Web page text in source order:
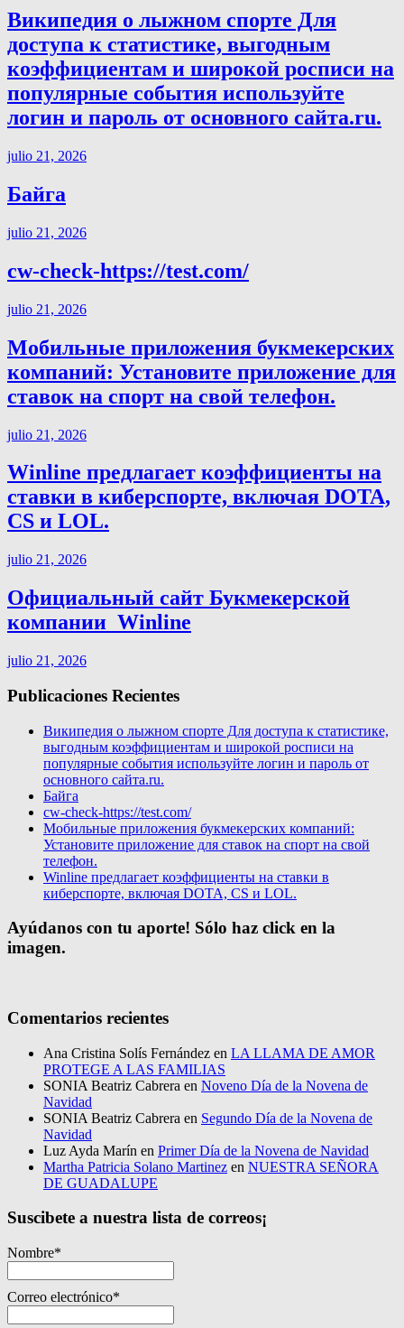
Википедия о лыжном спорте Для
доступа к статистике, выгодным
коэффициентам и широкой росписи на
популярные события используйте
логин и пароль от основного сайта.ru.
julio 21, 2026
Байга
julio 21, 2026
cw-check-https://test.com/
julio 21, 2026
Мобильные приложения букмекерских
компаний: Установите приложение для
ставок на спорт на свой телефон.
julio 21, 2026
Winline предлагает коэффициенты на
ставки в киберспорте, включая DOTA,
CS и LOL.
julio 21, 2026
Официальный сайт Букмекерской
компании ️ Winline
julio 21, 2026
Publicaciones Recientes
Википедия о лыжном спорте Для доступа к статистике,
выгодным коэффициентам и широкой росписи на
популярные события используйте логин и пароль от
основного сайта.ru.
Байга
cw-check-https://test.com/
Мобильные приложения букмекерских компаний:
Установите приложение для ставок на спорт на свой
телефон.
Winline предлагает коэффициенты на ставки в
киберспорте, включая DOTA, CS и LOL.
Ayúdanos con tu aporte! Sólo haz click en la
imagen.
Comentarios recientes
Ana Cristina Solís Fernández en LA LLAMA DE AMOR
PROTEGE A LAS FAMILIAS
SONIA Beatriz Cabrera en Noveno Día de la Novena de
Navidad
SONIA Beatriz Cabrera en Segundo Día de la Novena de
Navidad
Luz Ayda Marín en Primer Día de la Novena de Navidad
Martha Patricia Solano Martinez en NUESTRA SEÑORA
DE GUADALUPE
Suscibete a nuestra lista de correos¡
Nombre*
Correo electrónico*